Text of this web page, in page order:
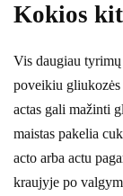
Kokios
Vis daugiau
poveikiu
actas gali mažinti
maistas pakelia
acto arba actu
kraujyje po